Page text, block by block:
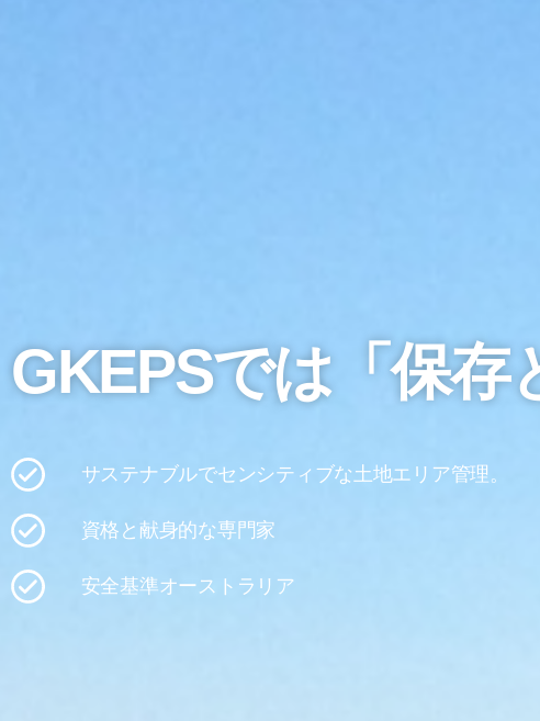
GKEPSでは「保存
サステナブルでセンシティブな土地エリア管理。
資格と献身的な専門家
安全基準オーストラリア